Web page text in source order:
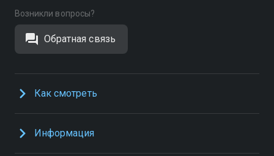
Возникли вопросы?
Обратная связь
Как смотреть
Информация